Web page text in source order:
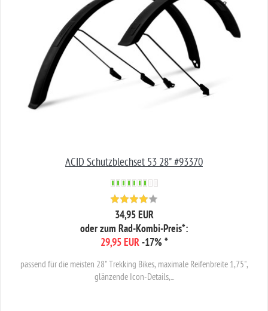
ACID Schutzblechset 53 28" #93370
34,95 EUR
oder zum Rad-Kombi-Preis*:
29,95 EUR -17%*
passend für die meisten 28" Trekking Bikes, maximale Reifenbreite 1,75",
glänzende Icon-Details,...